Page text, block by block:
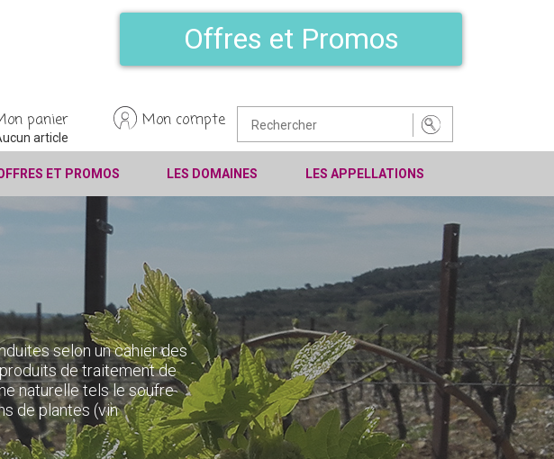
Offres et Promos
panier
article
Mon compte
ET PROMOS LES DOMAINES LES APPELLATIONS
selon un cahier des
de traitement de
naturelle tels le soufre
de plantes (vin